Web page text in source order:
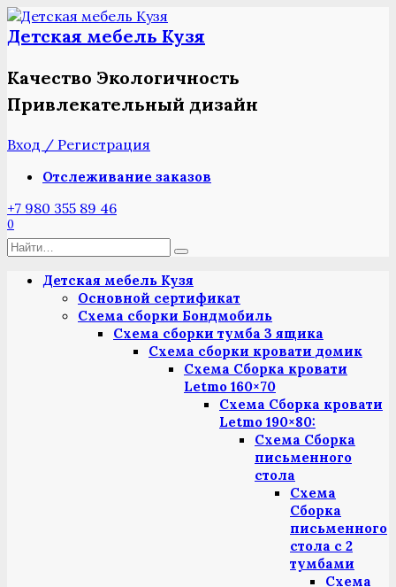
Перейти
к
содержанию
Детская мебель Кузя
Качество Экологичность
Привлекательный дизайн
Вход / Регистрация
Отслеживание заказов
+7 980 355 89 46
0
Search
Детская мебель Кузя
Основной сертификат
Схема сборки Бондмобиль
Схема сборки тумба 3 ящика
Схема сборки кровати домик
Схема Сборка кровати
Letmo 160×70
Схема Сборка кровати
Letmo 190×80:
Схема Сборка
письменного
стола
Схема
Сборка
письменного
стола с 2
тумбами
Схема